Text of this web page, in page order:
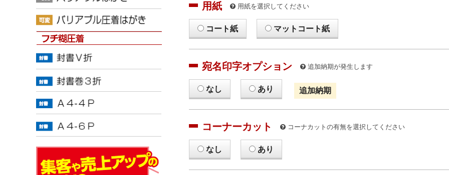
用紙 用紙を選択してください
コート紙 マットコート紙
宛名印字オプション 追加納期が発生します
なし あり 追加納期
コーナーカット コーナカットの有無を選択してください
なし あり